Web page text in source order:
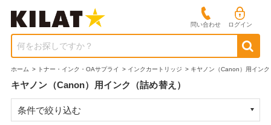
問い合わせ ログイン
何をお探しですか？
ホーム > トナー・インク・OAサプライ > インクカートリッジ > キヤノン（Canon）用インク
キヤノン（Canon）用インク（詰め替え）
条件で絞り込む